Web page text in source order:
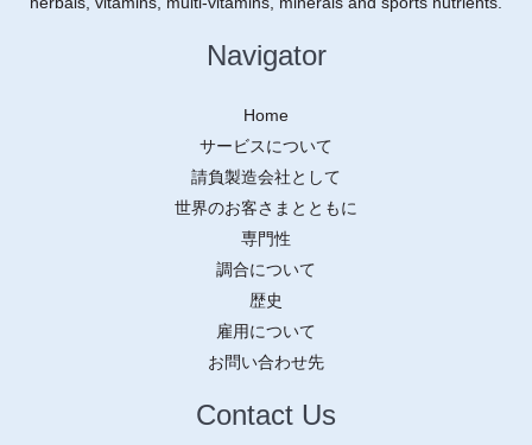
Navigator
Home
サービスについて
請負製造会社として
世界のお客さまとともに
専門性
調合について
歴史
雇用について
お問い合わせ先
Contact Us